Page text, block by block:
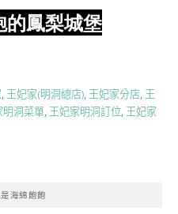
鳳梨城堡
, 王妃家(明洞總店), 王妃家分店, 王
明洞菜單, 王妃家明洞訂位, 王妃家
海綿飽飽